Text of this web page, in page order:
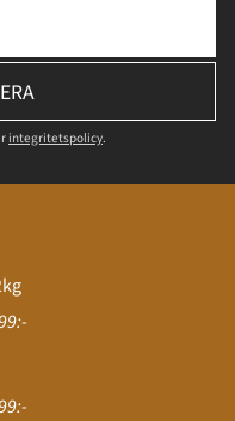
integritetspolicy.